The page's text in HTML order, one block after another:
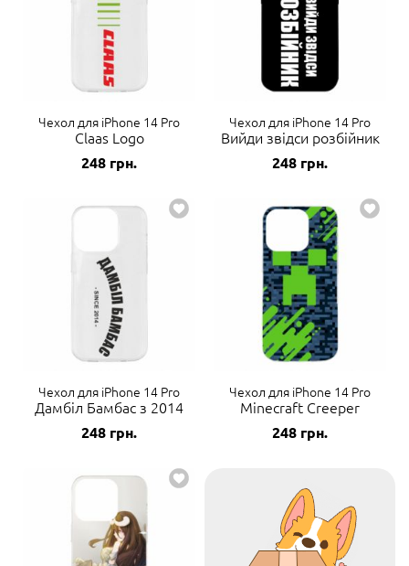
Чехол для iPhone 14 Pro
Claas Logo
248 грн.
Чехол для iPhone 14 Pro
Вийди звідси розбійник
248 грн.
Чехол для iPhone 14 Pro
Дамбіл Бамбас з 2014
248 грн.
Чехол для iPhone 14 Pro
Minecraft Creeper
248 грн.